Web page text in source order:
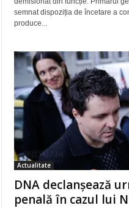
semnat dispoziția de încetare a
produce...
Actualitate
DNA declanșează
penală în cazul lui